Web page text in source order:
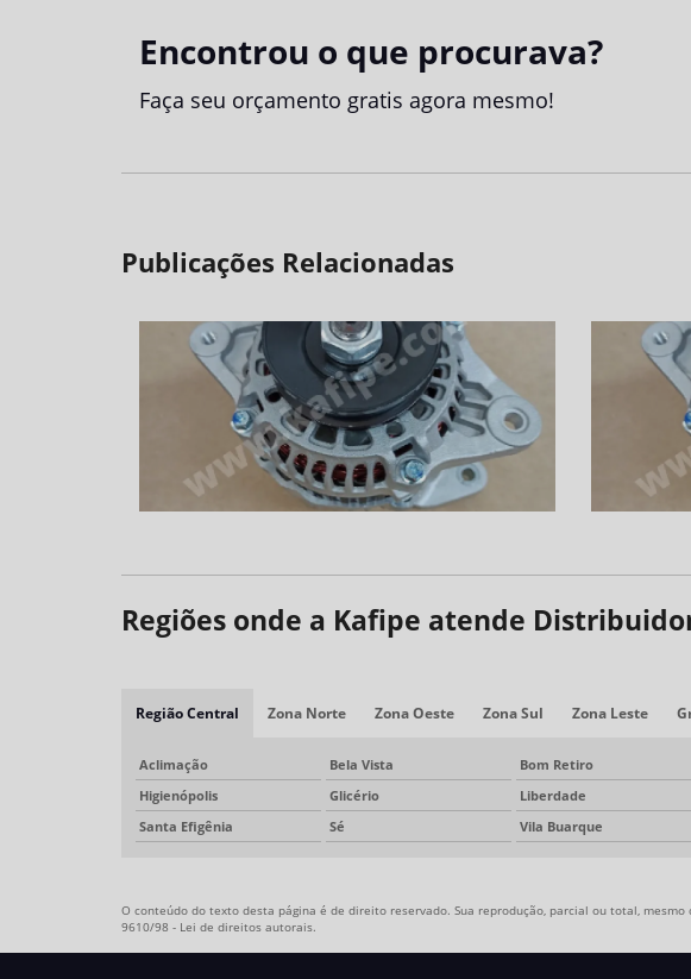
Encontrou o que procurava?
Faça seu orçamento gratis agora mesmo!
Publicações Relacionadas
Regiões onde a Kafipe atende
Região Central Zona Norte Zona Oeste Zona Sul Zona Leste
Aclimação Bela Vista Bom Retiro
Higienópolis
Glicério Liberdade
Santa Efigênia
Sé Vila Buarque
O conteúdo do texto desta página é de direito reservado. Sua reprodução, parcial ou total,
9610/98 - Lei de direitos autorais.